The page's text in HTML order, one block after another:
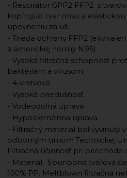
- Respirátor GPP2 FFP2 s
kopírujúci tvar nosu a
upevneniu za uši
- Trieda ochrany FFP2
a americkej normy N95)
- Vysoká filtračná schopnosť
baktériám a vírusom
- 4-vrstvová
- Vysoká priedušnosť
- Vodeodolná úprava
- Hypoalernénna úprava
- Filtračný materiál bol vyvinutý
odborným tímom Technickej
Filtračná účinnosť pri priechode
- Materiál: Spunbond tvárová
100% PP, Meltblown filtračná